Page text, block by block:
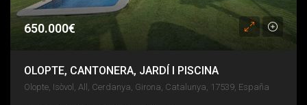
650.000€
OLOPTE, CANTONERA, JARDÍ I PISCINA
Olopte, Isòvol, All, Cerdanya, Girona, Catalunya, 17539, España